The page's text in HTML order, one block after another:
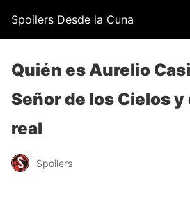
Spoilers Desde la Cuna
Quién es Aurelio
Señor de los Cielos y
real
Spoilers